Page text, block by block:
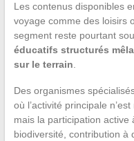
Les contenus disponibles
voyage comme des loisirs
segment reste pourtant
éducatifs structurés
sur le terrain.
Des organismes
où l’activité principale
mais la participation
biodiversité, contribution à